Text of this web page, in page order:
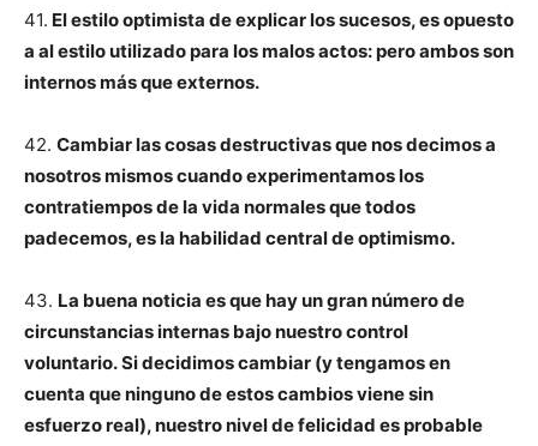
41. El estilo optimista de explicar los sucesos, es opuesto
a al estilo utilizado para los malos actos: pero ambos son
internos más que externos.
42. Cambiar las cosas destructivas que nos decimos a
nosotros mismos cuando experimentamos los
contratiempos de la vida normales que todos
padecemos, es la habilidad central de optimismo.
43. La buena noticia es que hay un gran número de
circunstancias internas bajo nuestro control
voluntario. Si decidimos cambiar (y tengamos en
cuenta que ninguno de estos cambios viene sin
esfuerzo real), nuestro nivel de felicidad es probable